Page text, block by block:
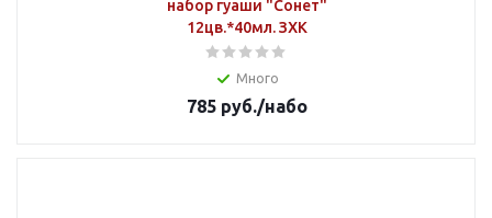
набор гуаши "Сонет"
12цв.*40мл. ЗХК
Много
785руб./набо